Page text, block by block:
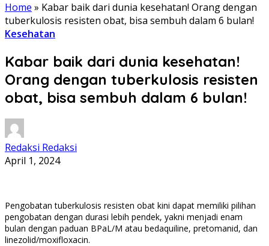
Home » Kabar baik dari dunia kesehatan! Orang dengan
tuberkulosis resisten obat, bisa sembuh dalam 6 bulan!
Kesehatan
Kabar baik dari dunia kesehatan!
Orang dengan tuberkulosis resisten
obat, bisa sembuh dalam 6 bulan!
Redaksi Redaksi
April 1, 2024
Pengobatan tuberkulosis resisten obat kini dapat memiliki pilihan
pengobatan dengan durasi lebih pendek, yakni menjadi enam
bulan dengan paduan BPaL/M atau bedaquiline, pretomanid, dan
linezolid/moxifloxacin.